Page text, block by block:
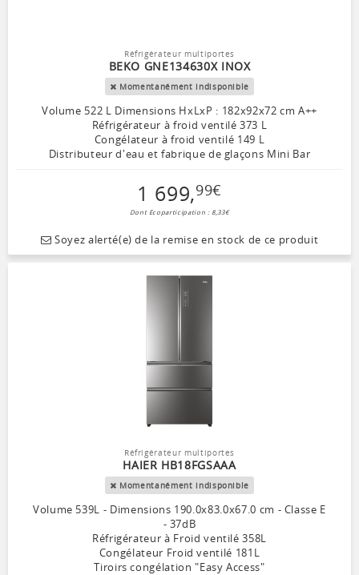
Réfrigérateur multiportes
BEKO GNE134630X INOX
Momentanément indisponible
Volume 522 L Dimensions HxLxP : 182x92x72 cm A++
Réfrigérateur à froid ventilé 373 L
Congélateur à froid ventilé 149 L
Distributeur d'eau et fabrique de glaçons Mini Bar
1 699,99€
Dont Ecoparticipation : 8,33€
Soyez alerté(e) de la remise en stock de ce produit
Réfrigérateur multiportes
HAIER HB18FGSAAA
Momentanément indisponible
Volume 539L - Dimensions 190.0x83.0x67.0 cm - Classe E
- 37dB
Réfrigérateur à Froid ventilé 358L
Congélateur Froid ventilé 181L
Tiroirs congélation "Easy Access"